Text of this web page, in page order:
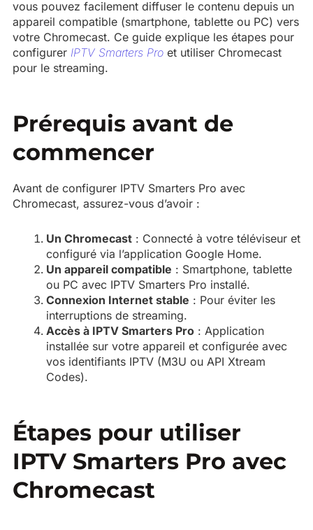
vous pouvez facilement diffuser le contenu depuis un
appareil compatible (smartphone, tablette ou PC) vers
votre Chromecast. Ce guide explique les étapes pour
configurer IPTV Smarters Proet utiliser Chromecast
pour le streaming.
Prérequis avant de
commencer
Avant de configurer IPTV Smarters Pro avec
Chromecast, assurez-vous d’avoir :
Un Chromecast: Connecté à votre téléviseur et
configuré via l’application Google Home.
Un appareil compatible : Smartphone, tablette
ou PC avec IPTV Smarters Pro installé.
Connexion Internet stable : Pour éviter les
interruptions de streaming.
Accès à IPTV Smarters Pro: Application
installée sur votre appareil et configurée avec
vos identifiants IPTV (M3U ou API Xtream
Codes).
Étapes pour utiliser
IPTV Smarters Pro avec
Chromecast